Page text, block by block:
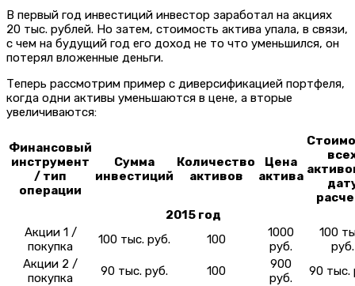
В первый год инвестиций инвестор заработал на акциях
20 тыс. рублей. Но затем, стоимость актива упала, в связи,
с чем на будущий год его доход не то что уменьшился, он
потерял вложенные деньги.
Теперь рассмотрим пример с диверсификацией портфеля,
когда одни активы уменьшаются в цене, а вторые
увеличиваются:
Финансовый
инструмент
/ тип
операции
Сумма
инвестиций
Количество
активов
Цена
актива
2015 год
Акции 1 /
покупка
100 тыс. руб. 100
1000
руб.
100
руб.
Акции 2 /
покупка
90 тыс. руб. 100
900
руб.
90 тыс.